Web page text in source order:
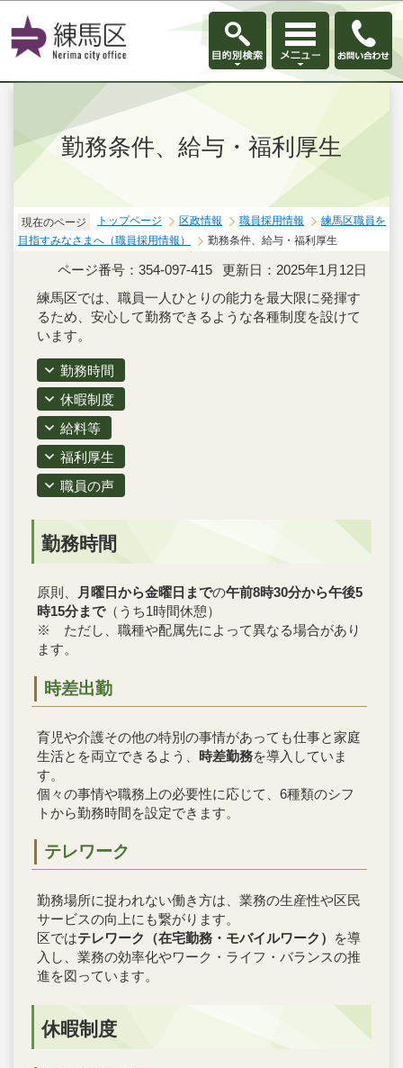
このページの本文へ移動
勤務条件、給与・福利厚生
現在のページ トップページ 区政情報 職員採用情報
練馬区職員を
目指すみなさまへ（職員採用情報）
勤務条件、給与・福利厚生
ページ番号：354-097-415
更新日：2025年1月12日
練馬区では、職員一人ひとりの能力を最大限に発揮す
るため、安心して勤務できるような各種制度を設けて
います。
勤務時間
休暇制度
給料等
福利厚生
職員の声
勤務時間
原則、 月曜日から金曜日までの午前8時30分から午後5
時15分まで（うち1時間休憩）
※ ただし、職種や配属先によって異なる場合があり
ます。
時差出勤
育児や介護その他の特別の事情があっても仕事と家庭
生活とを両立できるよう、 時差勤務を導入していま
す。
個々の事情や職務上の必要性に応じて、6種類のシフ
トから勤務時間を設定できます。
テレワーク
勤務場所に捉われない働き方は、業務の生産性や区民
サービスの向上にも繋がります。
区ではテレワーク（在宅勤務・モバイルワーク）
を導
入し、業務の効率化やワーク・ライフ・バランスの推
進を図っています。
休暇制度